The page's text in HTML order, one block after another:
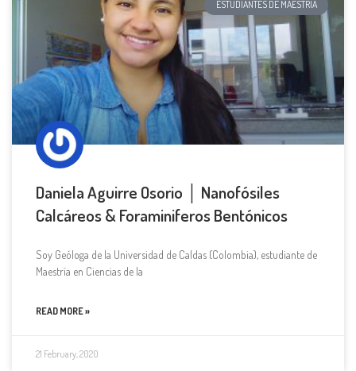
ESTUDIANTES DE MAESTRÍA
Daniela Aguirre Osorio │ Nanofósiles
Calcáreos & Foraminiferos Bentónicos
Soy Geóloga de la Universidad de Caldas (Colombia), estudiante de
Maestría en Ciencias de la
READ MORE »
21 February, 2020